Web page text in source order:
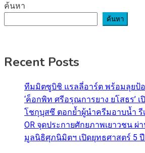
ค้นหา
ค้นหา
Recent Posts
ทีมมิตซูบิชิ แรลลี่อาร์ต พร้อมลุยป้
‘ค็อกพิท ศรีอรุณการยาง ยโสธร’
โชกุบุสซึ ตอกย้ำผู้นำครีมอาบน้ำ รี
OR จุดประกายศักยภาพเยาวชน ผ่
มูลนิธิศุภนิมิตฯ เปิดยุทธศาสตร์ 5